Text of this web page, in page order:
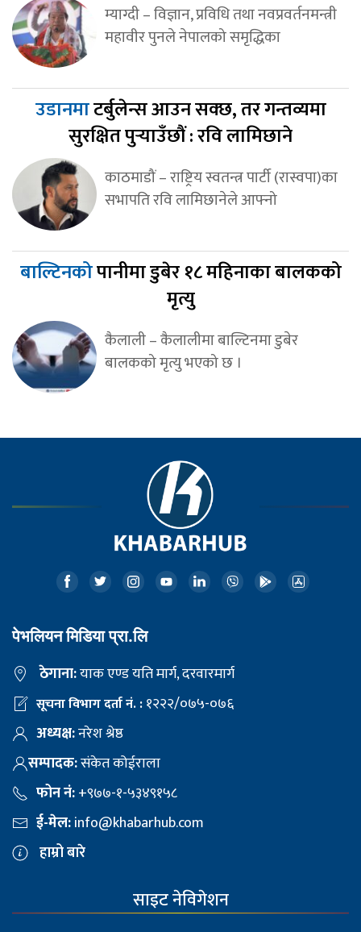
म्याग्दी – विज्ञान, प्रविधि तथा नवप्रवर्तनमन्त्री
महावीर पुनले नेपालको समृद्धिका
उडानमाटर्बुलेन्स आउन सक्छ, तर गन्तव्यमा
सुरक्षित पुर्‍याउँछौं : रवि लामिछाने
काठमाडौं – राष्ट्रिय स्वतन्त्र पार्टी (रास्वपा)का
सभापति रवि लामिछानेले आफ्नो
बाल्टिनकोपानीमा डुबेर १८ महिनाका बालकको
मृत्यु
कैलाली – कैलालीमा बाल्टिनमा डुबेर
बालकको मृत्यु भएको छ ।
पेभलियन मिडिया प्रा.लि
ठेगाना:याक एण्ड यति मार्ग, दरवारमार्ग
सूचना विभाग दर्ता नं. :१२२२/०७५-०७६
अध्यक्ष:नरेश श्रेष्ठ
सम्पादक:संकेत कोईराला
फोन नं:+९७७-१-५३४९१५८
ई-मेल:info@khabarhub.com
हाम्रो बारे
साइट नेविगेशन